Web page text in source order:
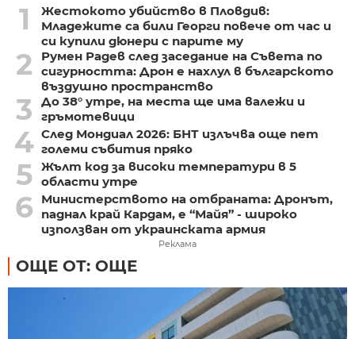
1
Жестокото убийство в Пловдив:
Младежите са били Георги повече от час и
си купили дюнери с парите му
2
Румен Радев след заседание на Съвета по
сигурността: Дрон е нахлул в българското
въздушно пространство
3
До 38° утре, на места ще има валежи и
гръмотевици
4 След Мондиал 2026: БНТ излъчва още пет
големи събития пряко
5 Жълт код за високи температури в 5
области утре
6
Министерството на отбраната: Дронът,
паднал край Кардам, е “Майя” - широко
използван от украинската армия
Реклама
ОЩЕ ОТ: ОЩЕ